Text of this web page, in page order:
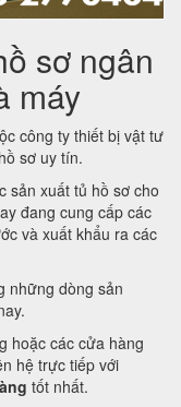
sơ ngân
máy
công ty thiết bị vật tư
sơ uy tín.
sản xuất tủ hồ sơ cho
đang cung cấp các
và xuất khẩu ra các
những dòng sản
hoặc các cửa hàng
hệ trực tiếp với
tốt nhất.